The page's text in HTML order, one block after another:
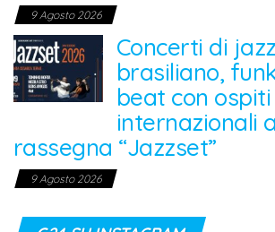
9 Agosto 2026
Concerti di jazz
brasiliano,
beat con ospiti
internazionali
rassegna “Jazzset”
9 Agosto 2026